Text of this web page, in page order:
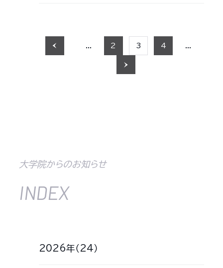
2 3 4
大学院からのお知らせ
INDEX
2026年（24）